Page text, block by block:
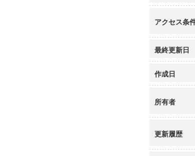
アクセス条
最終更新日
作成日
所有者
更新履歴